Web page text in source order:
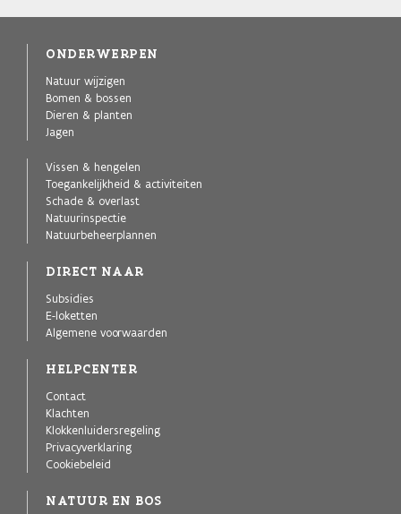
ONDERWERPEN
Natuur wijzigen
Bomen & bossen
Dieren & planten
Jagen
Vissen & hengelen
Toegankelijkheid & activiteiten
Schade & overlast
Natuurinspectie
Natuurbeheerplannen
DIRECT NAAR
Subsidies
E-loketten
Algemene voorwaarden
HELPCENTER
Contact
Klachten
Klokkenluidersregeling
Privacyverklaring
Cookiebeleid
NATUUR EN BOS